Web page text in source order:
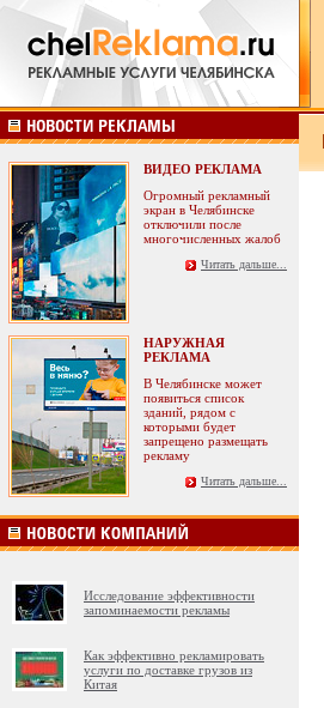
ВИДЕО РЕКЛАМА
Огромный рекламный
экран в Челябинске
отключили после
многочисленных жалоб
Читать дальше...
НАРУЖНАЯ
РЕКЛАМА
В Челябинске может
появиться список
зданий, рядом с
которыми будет
запрещено размещать
рекламу
Читать дальше...
Исследование эффективности
запоминаемости рекламы
Как эффективно рекламировать
услуги по доставке грузов из
Китая